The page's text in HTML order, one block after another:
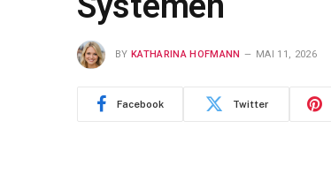
BY KATHARINA HOFMANN MAI 11, 2026
Facebook Twitter